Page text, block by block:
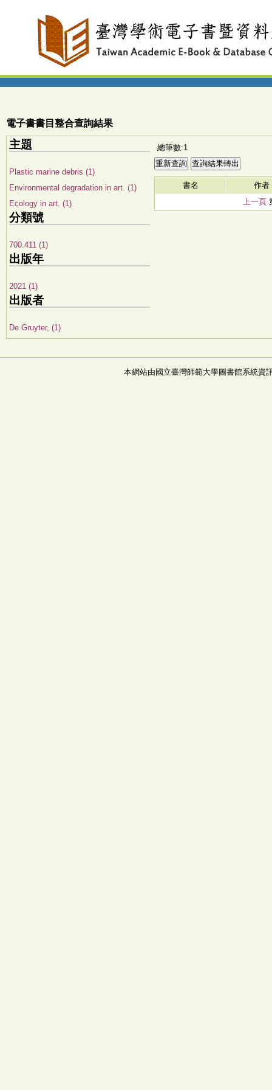
電子書書目整合查詢結果
主題
Plastic marine debris (1)
Environmental degradation in art. (1)
Ecology in art. (1)
分類號
700.411 (1)
出版年
2021 (1)
出版者
De Gruyter, (1)
總筆數:1
書名
作者
上一頁
本網站由國立臺灣師範大學圖書館系統資